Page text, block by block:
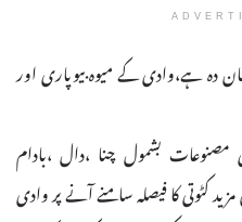
دہ ہے،وادی کے میوہ بیوپاری اور
بشمول چنا ،دال ،بادام
کٹوتی کا فیصلہ سامنے آنے پر وادی